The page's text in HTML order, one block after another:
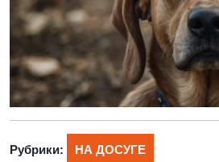
Рубрики: НА ДОСУГЕ